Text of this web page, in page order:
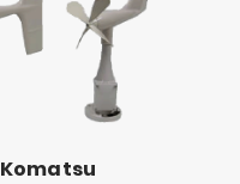
Komatsu